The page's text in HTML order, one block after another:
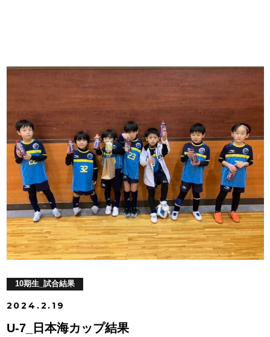
10期生_試合結果
2024.2.19
U-7_日本海カップ結果